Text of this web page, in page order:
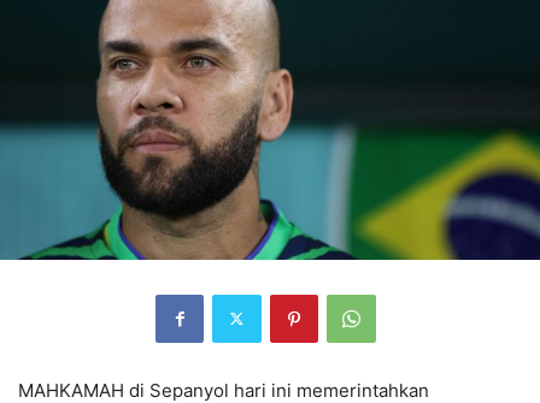
MAHKAMAH di Sepanyol hari ini memerintahkan